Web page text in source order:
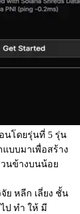
นโดยรุ่นที่ 5 รุ่น
แบบมาเพื่อสร้าง
นข้างบนน้อย
ย หลีก เลี่ยง ชั้น
ป ทํา ให้ มี